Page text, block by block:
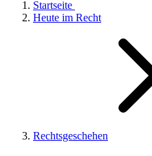
Startseite
Heute im Recht
Rechtsgeschehen